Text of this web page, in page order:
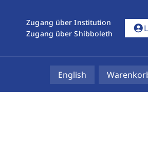
Zugang über Institution
Zugang über Shibboleth
account_circle
English